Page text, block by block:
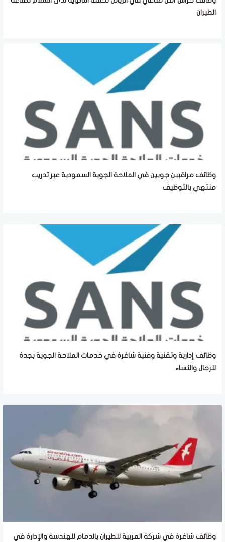
الطيران
وظائف مراقبين جويين في الملاحة الجوية السعودية عبر تدريب
منتهي بالتوظيف
وظائف إدارية وتقنية وفنية شاغرة في خدمات الملاحة الجوية بجدة
للرجال والنساء
وظائف شاغرة في شركة العربية للطيران بالدمام للهندسة والإدارة في